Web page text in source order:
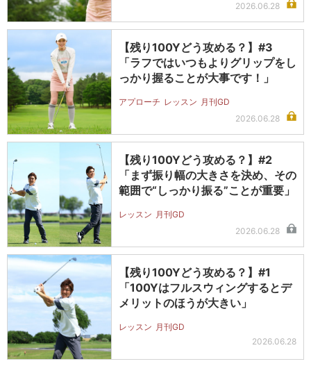
2026.06.28
【残り100Yどう攻める？】#3
「ラフではいつもよりグリップをし
っかり握ることが大事です！」
アプローチ レッスン 月刊GD
2026.06.28
【残り100Yどう攻める？】#2
「まず振り幅の大きさを決め、その
範囲で“しっかり振る”ことが重要」
レッスン 月刊GD
2026.06.28
【残り100Yどう攻める？】#1
「100Yはフルスウィングするとデ
メリットのほうが大きい」
レッスン 月刊GD
2026.06.28